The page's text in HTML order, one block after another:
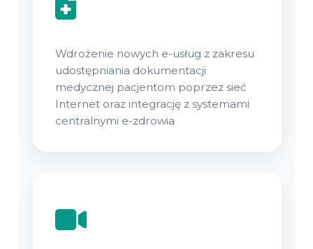
Wdrożenie nowych e-usług z zakresu
udostępniania dokumentacji
medycznej pacjentom poprzez sieć
Internet oraz integrację z systemami
centralnymi e-zdrowia